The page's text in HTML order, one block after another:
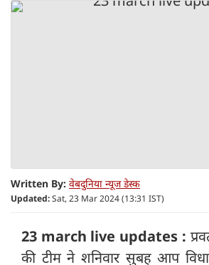
Written By: वेबदुनिया न्यूज डेस्क
Updated:Sat, 23 Mar 2024 (13:31 IST)
23 march live updates :
की टीम ने शनिवार सुबह आप